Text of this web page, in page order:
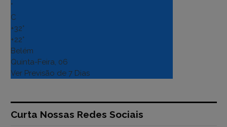
°
C
+32°
+22°
Belém
Quinta-Feira, 06
Ver Previsão de 7 Dias
Curta Nossas Redes Sociais